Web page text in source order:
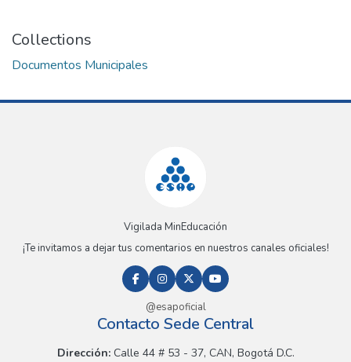
Collections
Documentos Municipales
Vigilada MinEducación
¡Te invitamos a dejar tus comentarios en nuestros canales oficiales!
@esapoficial
Contacto Sede Central
Dirección:Calle 44 # 53 - 37, CAN, Bogotá D.C.